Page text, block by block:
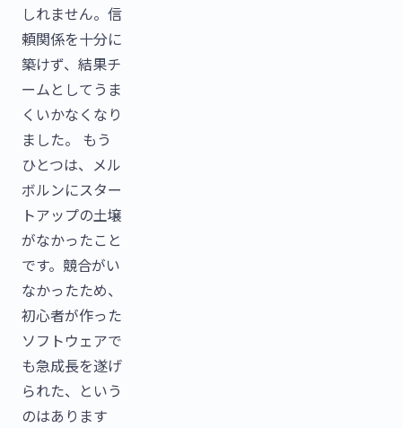
しれません。信
頼関係を十分に
築けず、結果チ
ームとしてうま
くいかなくなり
ました。 もう
ひとつは、メル
ボルンにスター
トアップの土壌
がなかったこと
です。競合がい
なかったため、
初心者が作った
ソフトウェアで
も急成長を遂げ
られた、という
のはあります